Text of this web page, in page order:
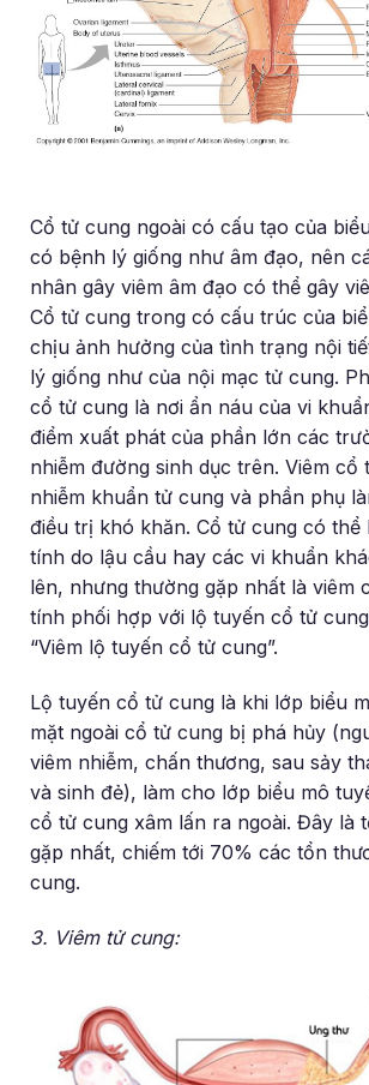
Cổ tử cung ngoài có cấu tạo của
có bệnh lý giống như âm đạo, nên
nhân gây viêm âm đạo có thể gây
Cổ tử cung trong có cấu trúc của
chịu ảnh hưởng của tình trạng nội
lý giống như của nội mạc tử cung.
cổ tử cung là nơi ẩn náu của vi
điểm xuất phát của phần lớn các
nhiễm đường sinh dục trên. Viêm cổ
nhiễm khuẩn tử cung và phần phụ
điều trị khó khăn. Cổ tử cung có thể
tính do lậu cầu hay các vi khuẩn
lên, nhưng thường gặp nhất là viêm
tính phối hợp với lộ tuyến cổ tử
“Viêm lộ tuyến cổ tử cung”.
Lộ tuyến cổ tử cung là khi lớp biểu
mặt ngoài cổ tử cung bị phá hủy
viêm nhiễm, chấn thương, sau sảy
và sinh đẻ), làm cho lớp biểu mô
cổ tử cung xâm lấn ra ngoài. Đây là
gặp nhất, chiếm tới 70% các tổn
cung.
3. Viêm tử cung: